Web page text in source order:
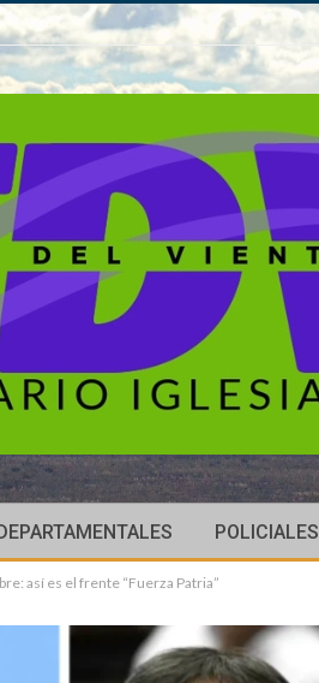
POLICIALES
así es el frente “Fuerza Patria”